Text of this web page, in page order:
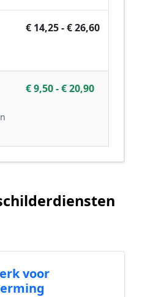
€ 14,25 - € 26,60
€ 9,50 - € 20,90
voor